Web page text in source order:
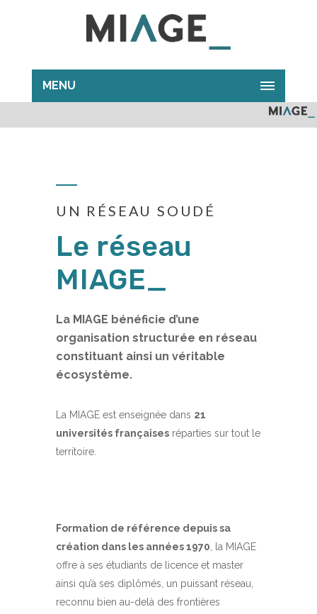
MENU
UN RÉSEAU SOUDÉ
Le réseau
MIAGE_
La MIAGE bénéficie d’une
organisation structurée en réseau
constituant ainsi un véritable
écosystème.
La MIAGE est enseignée dans 21
universités françaises réparties sur tout le
territoire.
Formation de référence depuis sa
création dans les années 1970 , la MIAGE
offre à ses étudiants de licence et master
ainsi qu’à ses diplômés, un puissant réseau,
reconnu bien au-delà des frontières